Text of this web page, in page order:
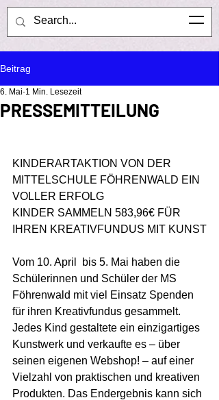
Mittelschule Föhrenwald
Kontaktiere uns
Beitrag
PRESSEMITTEILUNG
6. Mai 1 Min. Lesezeit
KINDERARTAKTION VON DER
MITTELSCHULE FÖHRENWALD EIN
VOLLER ERFOLG
KINDER SAMMELN 583,96€ FÜR
IHREN KREATIVFUNDUS MIT KUNST
Vom 10. April  bis 5. Mai haben die
Schülerinnen und Schüler der MS
Föhrenwald mit viel Einsatz Spenden
für ihren Kreativfundus gesammelt.
Jedes Kind gestaltete ein einzigartiges
Kunstwerk und verkaufte es – über
seinen eigenen Webshop! – auf einer
Vielzahl von praktischen und kreativen
Produkten. Das Endergebnis kann sich